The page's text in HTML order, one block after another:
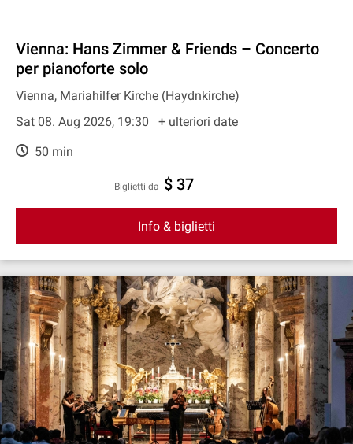
Vienna: Hans Zimmer & Friends – Concerto
per pianoforte solo
Vienna, Mariahilfer Kirche (Haydnkirche)
Sat 08. Aug 2026, 19:30
+ ulteriori date
50 min
Biglietti da $ 37
Info & biglietti